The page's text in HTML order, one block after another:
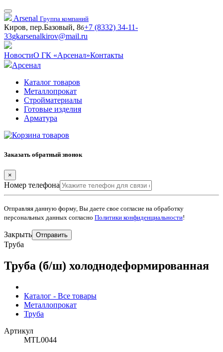
Arsenal Группа компаний
Киров, пер.Базовый, 8б+7 (8332) 34-11-
33gkarsenalkirov@mail.ru
НовостиО ГК «Арсенал»Контакты
Арсенал
Каталог товаров
Металлопрокат
Стройматериалы
Готовые изделия
Арматура
Заказать обратный звонок
×
Номер телефона
Отправляя данную форму, Вы даете свое согласие на обработку
персональных данных согласно Политики конфиденциальности!
Закрыть Отправить
Труба
Труба (б/ш) холоднодеформированная
Каталог - Все товары
Металлопрокат
Труба
Артикул
MTL0044